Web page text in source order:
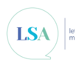
naar
de
inhoud
gaan